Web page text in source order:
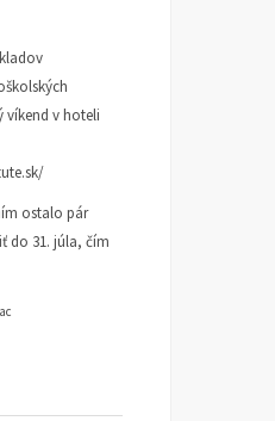
víkend v hoteli
ostalo pár
do 31. júla, čím